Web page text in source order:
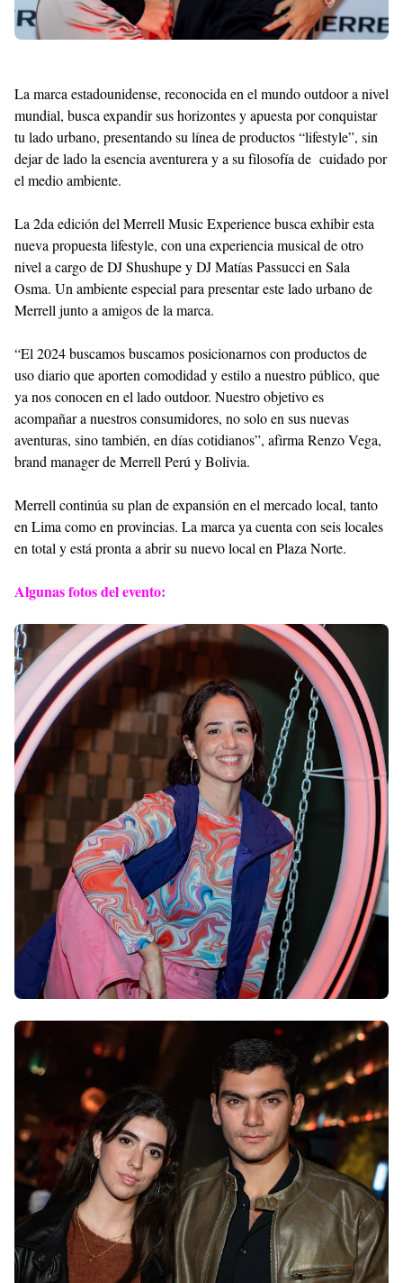
La marca estadounidense, reconocida en el mundo outdoor a nivel
mundial, busca expandir sus horizontes y apuesta por conquistar
tu lado urbano, presentando su línea de productos “lifestyle”, sin
dejar de lado la esencia aventurera y a su filosofía de cuidado por
el medio ambiente.
La 2da edición del Merrell Music Experience busca exhibir esta
nueva propuesta lifestyle, con una experiencia musical de otro
nivel a cargo de DJ Shushupe y DJ Matías Passucci en Sala
Osma. Un ambiente especial para presentar este lado urbano de
Merrell junto a amigos de la marca.
“El 2024 buscamos buscamos posicionarnos con productos de
uso diario que aporten comodidad y estilo a nuestro público, que
ya nos conocen en el lado outdoor. Nuestro objetivo es
acompañar a nuestros consumidores, no solo en sus nuevas
aventuras, sino también, en días cotidianos”, afirma Renzo Vega,
brand manager de Merrell Perú y Bolivia.
Merrell continúa su plan de expansión en el mercado local, tanto
en Lima como en provincias. La marca ya cuenta con seis locales
en total y está pronta a abrir su nuevo local en Plaza Norte.
Algunas fotos del evento: